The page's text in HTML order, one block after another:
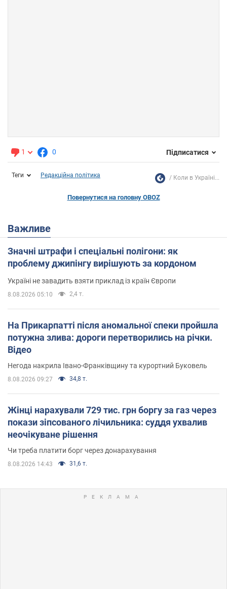
1 0 Підписатися
Теги Редакційна політика Коли в Україні...
Повернутися на головну OBOZ
Важливе
Значні штрафи і спеціальні полігони: як
проблему джипінгу вирішують за кордоном
Україні не завадить взяти приклад із країн Європи
8.08.2026 05:10 2,4 т.
На Прикарпатті після аномальної спеки пройшла
потужна злива: дороги перетворились на річки.
Відео
Негода накрила Івано-Франківщину та курортний Буковель
8.08.2026 09:27 34,8 т.
Жінці нарахували 729 тис. грн боргу за газ через
покази зіпсованого лічильника: суддя ухвалив
неочікуване рішення
Чи треба платити борг через донарахування
8.08.2026 14:43 31,6 т.